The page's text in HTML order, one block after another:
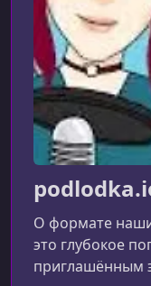
УРОК 9.
009 Открытый
руками AI
УРОК 10.
010 Why CLI
Communicating
О формате
это глубокое
приглашённым